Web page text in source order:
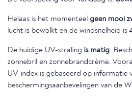
Helaas is het momenteel geen mooi
lucht is bewolkt en de windsnelheid is
De huidige UV-straling is matig.
zonnebril en zonnebrandcrème.
UV-index is gebaseerd op informatie
beschermingsaanbevelingen van de